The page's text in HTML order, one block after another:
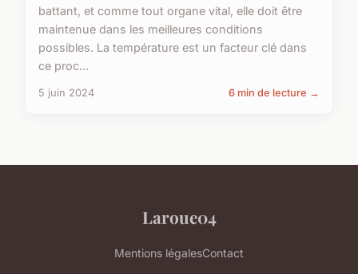
battant, et comme tout organe vital, elle doit être
maintenue dans les meilleures conditions
possibles. La température est un facteur clé dans
ce proc...
5 juin 2024 6 min de lecture →
Laroue04
Mentions légalesContact